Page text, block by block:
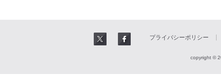
プライバシーポリシー
copyright ©